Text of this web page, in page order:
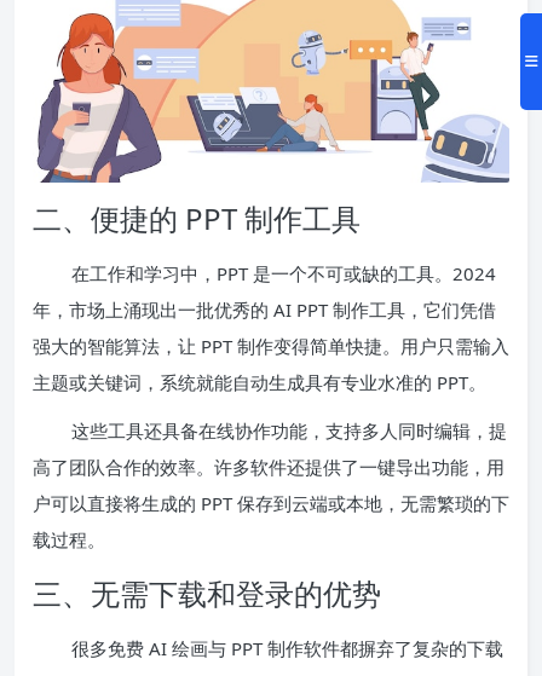
二、便捷的 PPT 制作工具
在工作和学习中，PPT 是一个不可或缺的工具。2024
年，市场上涌现出一批优秀的 AI PPT 制作工具，它们凭借
强大的智能算法，让 PPT 制作变得简单快捷。用户只需输入
主题或关键词，系统就能自动生成具有专业水准的 PPT。
这些工具还具备在线协作功能，支持多人同时编辑，提
高了团队合作的效率。许多软件还提供了一键导出功能，用
户可以直接将生成的 PPT 保存到云端或本地，无需繁琐的下
载过程。
三、无需下载和登录的优势
很多免费 AI 绘画与 PPT 制作软件都摒弃了复杂的下载